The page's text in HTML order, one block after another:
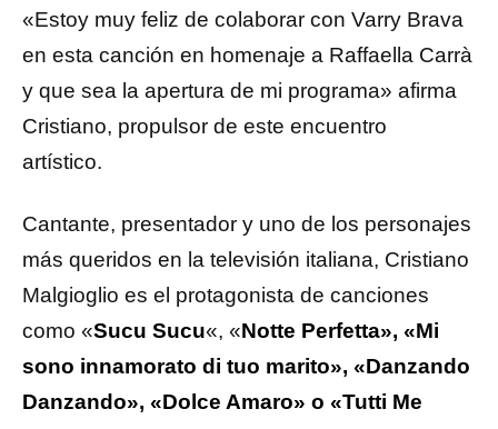
«Estoy muy feliz de colaborar con Varry Brava
en esta canción en homenaje a Raffaella Carrà
y que sea la apertura de mi programa» afirma
Cristiano, propulsor de este encuentro
artístico.
Cantante, presentador y uno de los personajes
más queridos en la televisión italiana, Cristiano
Malgioglio es el protagonista de canciones
como «Sucu Sucu«, «Notte Perfetta», «Mi
sono innamorato di tuo marito», «Danzando
Danzando», «Dolce Amaro» o «Tutti Me